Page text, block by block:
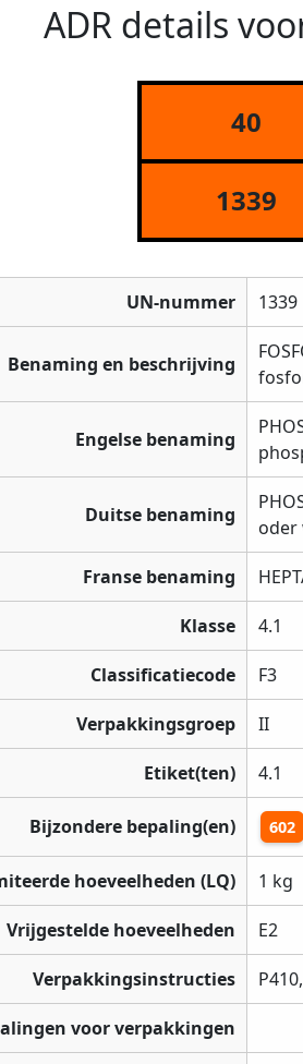
ADR details
40
1339
UN-nummer 1339
Benaming en beschrijving
Engelse benaming
Duitse benaming
oder
Franse benaming
Klasse 4.1
Classificatiecode F3
Verpakkingsgroep II
Etiket(ten) 4.1
Bijzondere bepaling(en) 602
hoeveelheden (LQ) 1 kg
Vrijgestelde hoeveelheden E2
Verpakkingsinstructies
voor verpakkingen